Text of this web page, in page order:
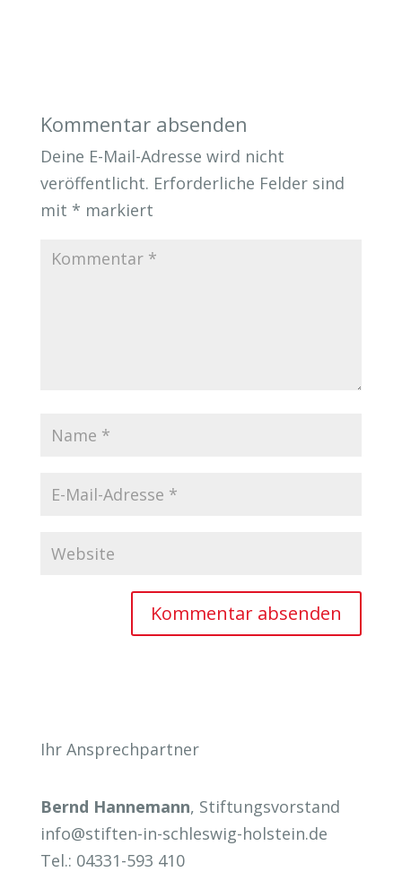
Kommentar absenden
Deine E-Mail-Adresse wird nicht
veröffentlicht. Erforderliche Felder sind
mit * markiert
Ihr Ansprechpartner
Bernd Hannemann, Stiftungsvorstand
info@stiften-in-schleswig-holstein.de
Tel.: 04331-593 410